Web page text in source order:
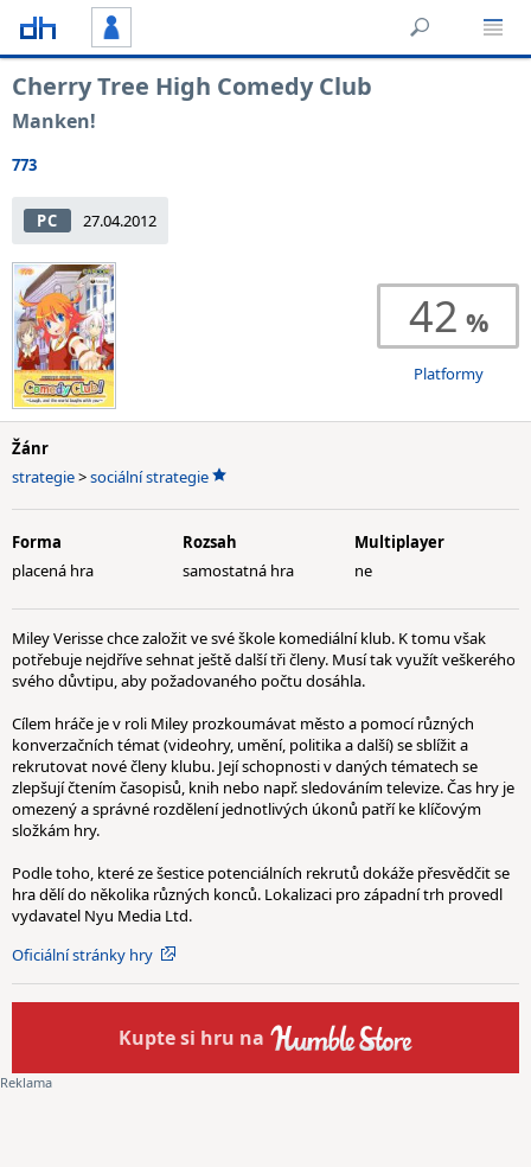
Cherry Tree High Comedy Club
Manken!
773
PC 27.04.2012
42
Platformy
Žánr
strategie>sociální strategie
Forma
placená hra
Rozsah
samostatná hra
Multiplayer
ne
Miley Verisse chce založit ve své škole komediální klub. K tomu však
potřebuje nejdříve sehnat ještě další tři členy. Musí tak využít veškerého
svého důvtipu, aby požadovaného počtu dosáhla.
Cílem hráče je v roli Miley prozkoumávat město a pomocí různých
konverzačních témat (videohry, umění, politika a další) se sblížit a
rekrutovat nové členy klubu. Její schopnosti v daných tématech se
zlepšují čtením časopisů, knih nebo např. sledováním televize. Čas hry je
omezený a správné rozdělení jednotlivých úkonů patří ke klíčovým
složkám hry.
Podle toho, které ze šestice potenciálních rekrutů dokáže přesvědčit se
hra dělí do několika různých konců. Lokalizaci pro západní trh provedl
vydavatel Nyu Media Ltd.
Oficiální stránky hry
Kuptesi hru na